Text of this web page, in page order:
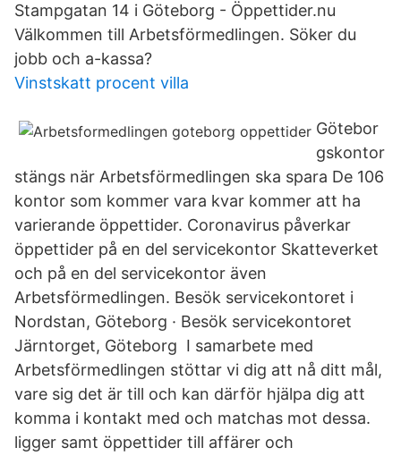
Stampgatan 14 i Göteborg - Öppettider.nu
Välkommen till Arbetsförmedlingen. Söker du
jobb och a-kassa?
Vinstskatt procent villa
Götebor
gskontor
stängs när Arbetsförmedlingen ska spara De 106
kontor som kommer vara kvar kommer att ha
varierande öppettider. Coronavirus påverkar
öppettider på en del servicekontor Skatteverket
och på en del servicekontor även
Arbetsförmedlingen. Besök servicekontoret i
Nordstan, Göteborg · Besök servicekontoret
Järntorget, Göteborg I samarbete med
Arbetsförmedlingen stöttar vi dig att nå ditt mål,
vare sig det är till och kan därför hjälpa dig att
komma i kontakt med och matchas mot dessa.
ligger samt öppettider till affärer och